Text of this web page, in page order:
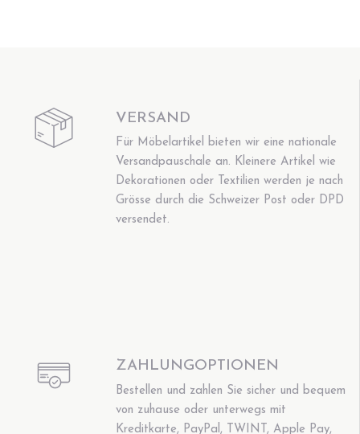
VERSAND
Für Möbelartikel bieten wir eine nationale
Versandpauschale an. Kleinere Artikel wie
Dekorationen oder Textilien werden je nach
Grösse durch die Schweizer Post oder DPD
versendet.
ZAHLUNGOPTIONEN
Bestellen und zahlen Sie sicher und bequem
von zuhause oder unterwegs mit
Kreditkarte, PayPal, TWINT, Apple Pay,